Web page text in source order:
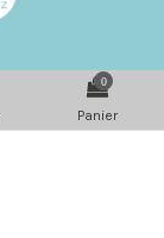
0
Panier